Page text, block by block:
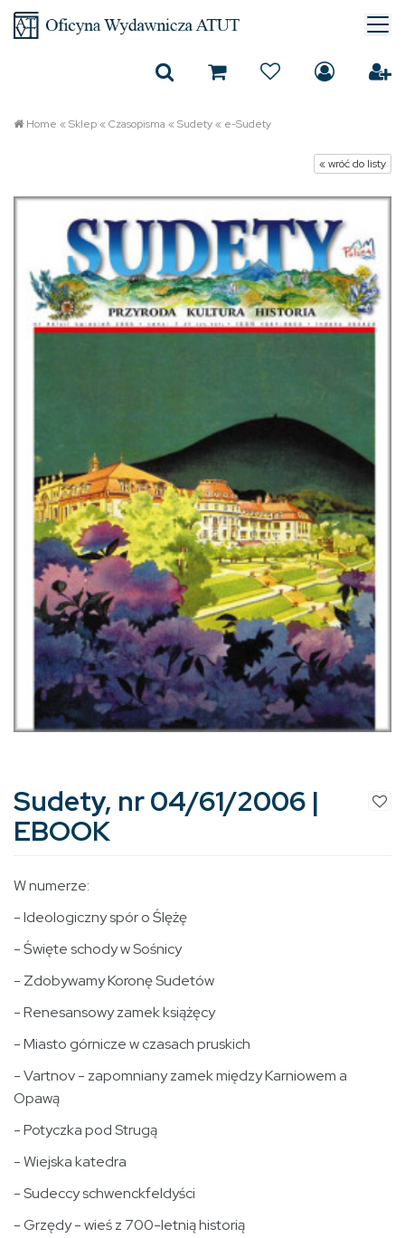
Home «Sklep«Czasopisma «Sudety« e-Sudety
« wróć do listy
Sudety, nr 04/61/2006 |
EBOOK
W numerze:
- Ideologiczny spór o Ślężę
- Święte schody w Sośnicy
- Zdobywamy Koronę Sudetów
- Renesansowy zamek książęcy
- Miasto górnicze w czasach pruskich
- Vartnov - zapomniany zamek między Karniowem a
Opawą
- Potyczka pod Strugą
- Wiejska katedra
- Sudeccy schwenckfeldyści
- Grzędy - wieś z 700-letnią historią